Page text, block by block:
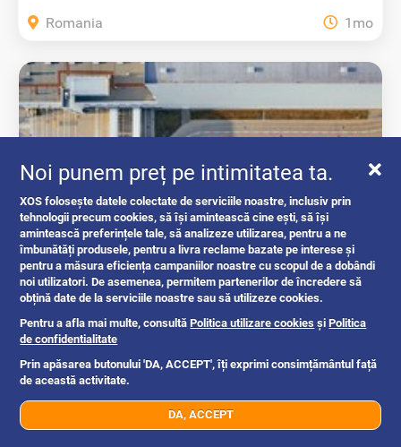
07xx xxx xxx Trimite mesaj
Romania 1mo
Cât durează procesul de recuperare a...
intrebari si raspunsuri
Romania
Noi punem preț pe intimitatea ta.
XOS folosește datele colectate de serviciile noastre, inclusiv prin
tehnologii precum cookies, să își amintească cine ești, să își
amintească preferințele tale, să analizeze utilizarea, pentru a ne
îmbunătăți produsele, pentru a livra reclame bazate pe interese și
pentru a măsura eficiența campaniilor noastre cu scopul de a dobândi
noi utilizatori. De asemenea, permitem partenerilor de încredere să
obțină date de la serviciile noastre sau să utilizeze cookies.
Pentru a afla mai multe, consultăPolitica utilizare cookies șiPolitica
de confidentialitate
Prin apăsarea butonului 'DA, ACCEPT', îți exprimi consimțământul față
de această activitate.
DA, ACCEPT